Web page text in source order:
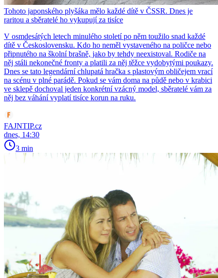
Tohoto japonského plyšáka mělo každé dítě v ČSSR. Dnes je
raritou a sběratelé ho vykupují za tisíce
V osmdesátých letech minulého století po něm toužilo snad každé
dítě v Československu. Kdo ho neměl vystaveného na poličce nebo
připnutého na školní brašně, jako by tehdy neexistoval. Rodiče na
něj stáli nekonečné fronty a platili za něj těžce vydobytými poukazy.
Dnes se tato legendární chlupatá hračka s plastovým obličejem vrací
na scénu v plné parádě. Pokud se vám doma na půdě nebo v krabici
ve sklepě dochoval jeden konkrétní vzácný model, sběratelé vám za
něj bez váhání vyplatí tisíce korun na ruku.
FAJNTIP.cz
dnes, 14:30
3 min